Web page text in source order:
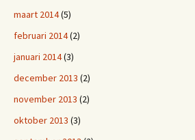
maart 2014(5)
februari 2014(2)
januari 2014(3)
december 2013 (2)
november 2013 (2)
oktober 2013 (3)